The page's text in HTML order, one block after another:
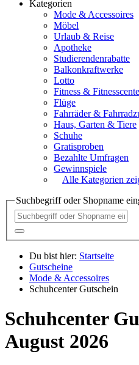
Kategorien
Mode & Accessoires
Möbel
Urlaub & Reise
Apotheke
Studierendenrabatte
Balkonkraftwerke
Lotto
Fitness &
Flüge
Fahrräder &
Haus, Garten & Tiere
Schuhe
Gratisproben
Bezahlte Umfragen
Gewinnspiele
Alle Kategorien
Suchbegriff oder Shopname
Du bist hier: Startseite
Gutscheine
Mode & Accessoires
Schuhcenter Gutschein
Schuhcenter
August 2026